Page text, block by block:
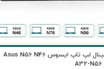
باتری اورجینال لپ تاپ ایسوس Asus N56 N46